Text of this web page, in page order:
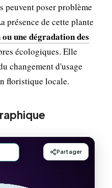
peuvent poser problème
présence de cette plante
une dégradation des
écologiques. Elle
changement d'usage
floristique locale.